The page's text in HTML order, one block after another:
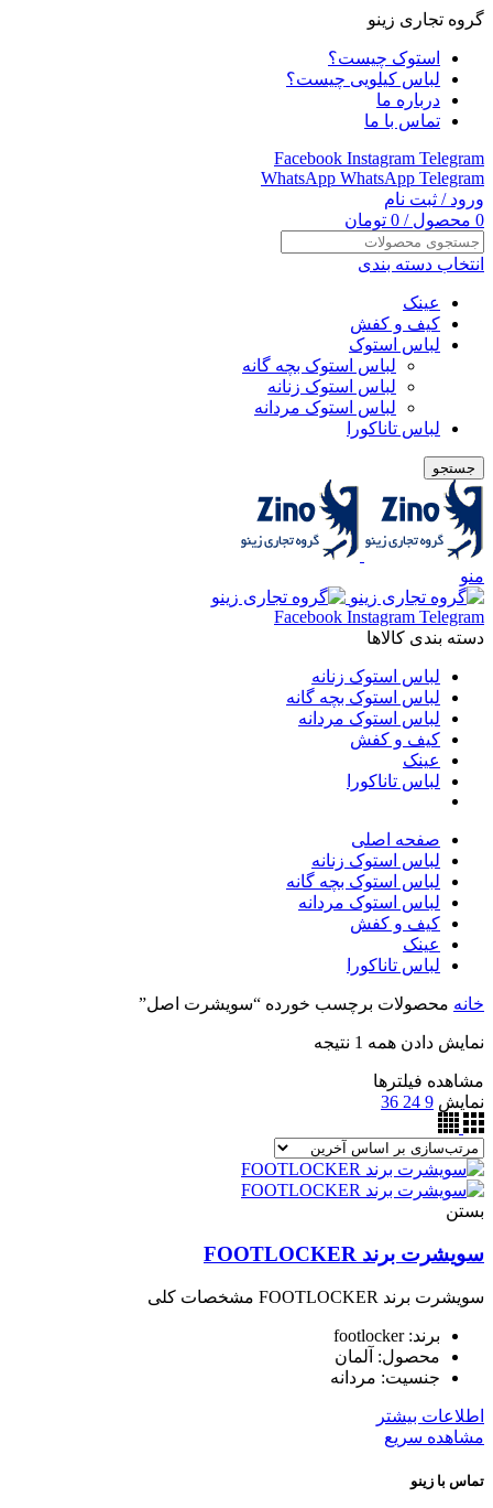
گروه تجاری زینو
استوک چیست؟
لباس کیلویی چیست؟
درباره ما
تماس با ما
Facebook Instagram Telegram
WhatsApp WhatsApp Telegram
ورود / ثبت نام
0 محصول /
0 تومان
انتخاب دسته بندی
عینک
کیف و کفش
لباس استوک
لباس استوک بچه گانه
لباس استوک زنانه
لباس استوک مردانه
لباس تاناکورا
جستجو
منو
Facebook Instagram Telegram
دسته بندی کالاها
لباس استوک زنانه
لباس استوک بچه گانه
لباس استوک مردانه
کیف و کفش
عینک
لباس تاناکورا
صفحه اصلی
لباس استوک زنانه
لباس استوک بچه گانه
لباس استوک مردانه
کیف و کفش
عینک
لباس تاناکورا
خانه محصولات برچسب خورده “سویشرت اصل”
نمایش دادن همه 1 نتیجه
مشاهده فیلترها
نمایش 9
24
36
بستن
سويشرت برند FOOTLOCKER
سويشرت برند FOOTLOCKER مشخصات کلی
برند: footlocker
محصول: آلمان
جنسیت: مردانه
اطلاعات بیشتر
مشاهده سریع
تماس با زینو